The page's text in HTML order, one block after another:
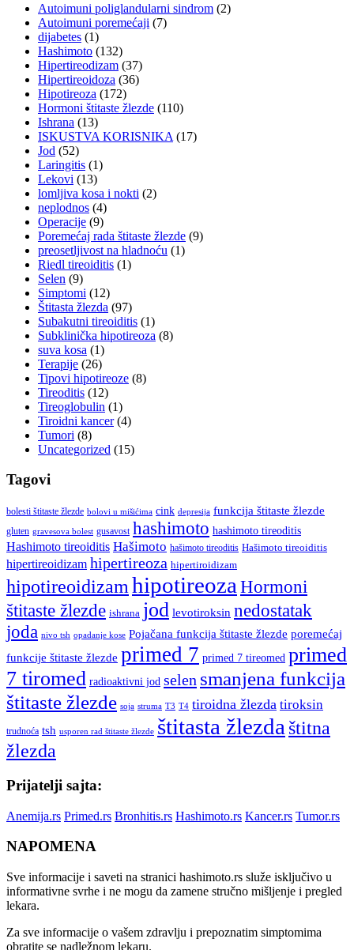
Autoimuni poliglandularni sindrom (2)
Autoimuni poremećaji (7)
dijabetes (1)
Hashimoto (132)
Hipertireodizam (37)
Hipertireoidoza (36)
Hipotireoza (172)
Hormoni štitaste žlezde (110)
Ishrana (13)
ISKUSTVA KORISNIKA (17)
Jod (52)
Laringitis (1)
Lekovi (13)
lomljiva kosa i nokti (2)
neplodnos (4)
Operacije (9)
Poremećaj rada štitaste žlezde (9)
preosetljivost na hladnoću (1)
Riedl tireoiditis (1)
Selen (9)
Simptomi (12)
Štitasta žlezda (97)
Subakutni tireoiditis (1)
Subklinička hipotireoza (8)
suva kosa (1)
Terapije (26)
Tipovi hipotireoze (8)
Tireoditis (12)
Tireoglobulin (1)
Tiroidni kancer(4)
Tumori (8)
Uncategorized (15)
Tagovi
bolesti štitaste žlezde bolovi u mišićima cink depresija funkcija štitaste žlezde
gluten gravesova bolest gusavost hashimoto hashimoto tireoditis
Hashimoto tireoiditis Hašimoto hašimoto tireoditis Hašimoto tireoiditis
hipertireoidizam hipertireoza hipertiroidizam
hipotireoidizam hipotireoza Hormoni
štitaste žlezde ishrana jod levotiroksin nedostatak
joda nivo tsh opadanje kose Pojačana funkcija štitaste žlezde poremećaj
funkcije štitaste žlezde primed 7 primed 7 tireomed primed
7 tiromed radioaktivni jod selen smanjena funkcija
štitaste žlezde soja struma T3 T4 tiroidna žlezda tiroksin
trudnoća tsh usporen rad štitaste žlezde štitasta žlezda štitna
žlezda
Prijatelji sajta:
Anemija.rs Primed.rs Bronhitis.rs Hashimoto.rs Kancer.rs Tumor.rs
NAPOMENA
Sve informacije i saveti na stranici hashimoto.rs služe isključivo u
informativne svrhe i ne mogu da zamene stručno mišljenje i pregled
lekara.
Za sve informacije o vašem zdravlju i prepoznatim simptomima
obratite se nadležnom lekaru.